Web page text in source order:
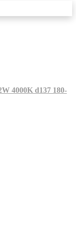
4000K d137 180-